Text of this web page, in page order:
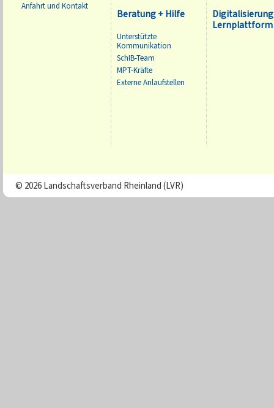
Anfahrt und Kontakt
Beratung + Hilfe
Unterstützte
Kommunikation
SchIB-Team
MPT-Kräfte
Externe Anlaufstellen
Lernplattform
© 2026 Landschaftsverband Rheinland (LVR)